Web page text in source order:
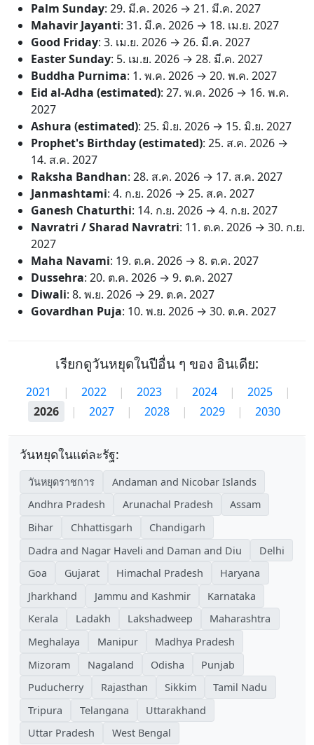
Palm Sunday: 29. มี.ค. 2026 → 21. มี.ค. 2027
Mahavir Jayanti: 31. มี.ค. 2026 → 18. เม.ย. 2027
Good Friday: 3. เม.ย. 2026 → 26. มี.ค. 2027
Easter Sunday: 5. เม.ย. 2026 → 28. มี.ค. 2027
Buddha Purnima: 1. พ.ค. 2026 → 20. พ.ค. 2027
Eid al-Adha (estimated): 27. พ.ค. 2026 → 16. พ.ค.
2027
Ashura (estimated): 25. มิ.ย. 2026 → 15. มิ.ย. 2027
Prophet's Birthday (estimated): 25. ส.ค. 2026 →
14. ส.ค. 2027
Raksha Bandhan: 28. ส.ค. 2026 → 17. ส.ค. 2027
Janmashtami: 4. ก.ย. 2026 → 25. ส.ค. 2027
Ganesh Chaturthi: 14. ก.ย. 2026 → 4. ก.ย. 2027
Navratri / Sharad Navratri: 11. ต.ค. 2026 → 30. ก.ย.
2027
Maha Navami: 19. ต.ค. 2026 → 8. ต.ค. 2027
Dussehra: 20. ต.ค. 2026 → 9. ต.ค. 2027
Diwali: 8. พ.ย. 2026 → 29. ต.ค. 2027
Govardhan Puja: 10. พ.ย. 2026 → 30. ต.ค. 2027
เรียกดูวันหยุดในปีอื่น ๆ ของ อินเดีย:
2021 | 2022 | 2023 | 2024 | 2025
|
2026
| 2027 | 2028 | 2029 | 2030
วันหยุดในแต่ละรัฐ:
วันหยุดราชการ
Andaman and Nicobar Islands
Andhra Pradesh
Arunachal Pradesh
Assam
Bihar
Chhattisgarh
Chandigarh
Dadra and Nagar Haveli and Daman and Diu
Delhi
Goa
Gujarat Himachal Pradesh
Haryana
Jharkhand
Jammu and Kashmir
Karnataka
Kerala
Ladakh Lakshadweep
Maharashtra
Meghalaya
Manipur
Madhya Pradesh
Mizoram
Nagaland Odisha
Punjab
Puducherry
Rajasthan Sikkim
Tamil Nadu
Tripura
Telangana
Uttarakhand
Uttar Pradesh
West Bengal